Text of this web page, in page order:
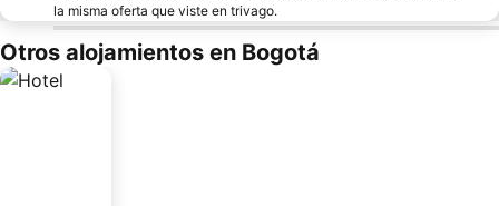
la misma oferta que viste en trivago.
Otros alojamientos en Bogotá